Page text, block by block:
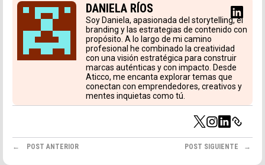
DANIELA RÍOS
Soy Daniela, apasionada del storytelling, el
branding y las estrategias de contenido con
propósito. A lo largo de mi camino
profesional he combinado la creatividad
con una visión estratégica para construir
marcas auténticas y con impacto. Desde
Aticco, me encanta explorar temas que
conectan con emprendedores, creativos y
mentes inquietas como tú.
POST ANTERIOR POST SIGUIENTE